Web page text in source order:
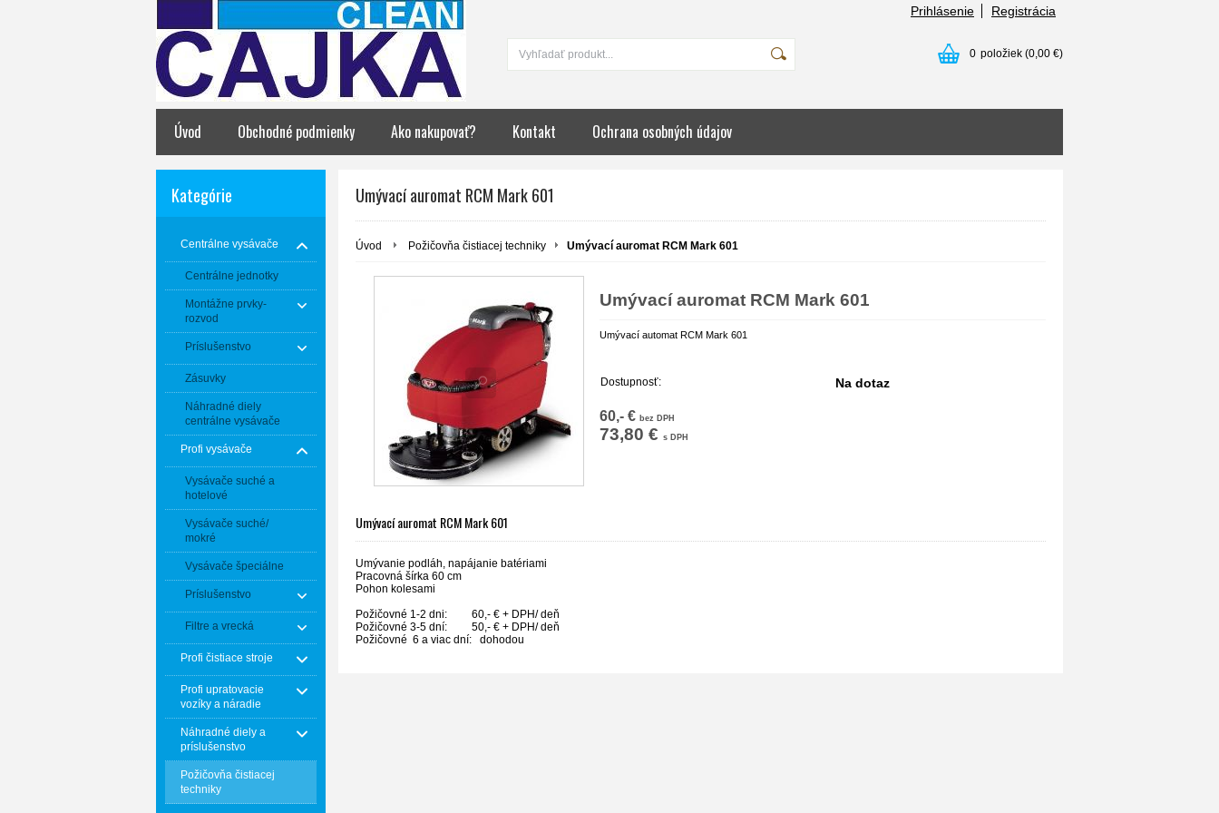
Prihlásenie Registrácia
0 položiek (0,00 €)
Úvod Obchodné podmienky Ako nakupovať? Kontakt Ochrana osobných údajov
Kategórie
Centrálne vysávače
Centrálne jednotky
Montážne prvky-
rozvod
Príslušenstvo
Zásuvky
Náhradné diely
centrálne vysávače
Profi vysávače
Vysávače suché a
hotelové
Vysávače suché/
mokré
Vysávače špeciálne
Príslušenstvo
Filtre a vrecká
Profi čistiace stroje
Profi upratovacie
vozíky a náradie
Náhradné diely a
príslušenstvo
Požičovňa čistiacej
techniky
Umývací auromat RCM Mark 601
Úvod Požičovňa čistiacej techniky Umývací auromat RCM Mark 601
Umývací auromat RCM Mark 601
Umývací automat RCM Mark 601
Dostupnosť: Na dotaz
60,- € bez DPH
73,80 € s DPH
Umývací auromat RCM Mark 601
Umývanie podláh, napájanie batériami
Pracovná šírka 60 cm
Pohon kolesami
Požičovné 1-2 dni: 60,- € + DPH/ deň
Požičovné 3-5 dní: 50,- € + DPH/ deň
Požičovné 6 a viac dní: dohodou